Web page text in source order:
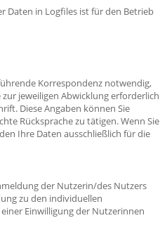
Daten in Logfiles ist für den Betrieb
Korrespondenz notwendig,
jeweiligen Abwicklung erforderlich
Diese Angaben können Sie
Rücksprache zu tätigen. Wenn Sie
Ihre Daten ausschließlich für die
der Nutzerin/des Nutzers
zu den individuellen
Einwilligung der Nutzerinnen